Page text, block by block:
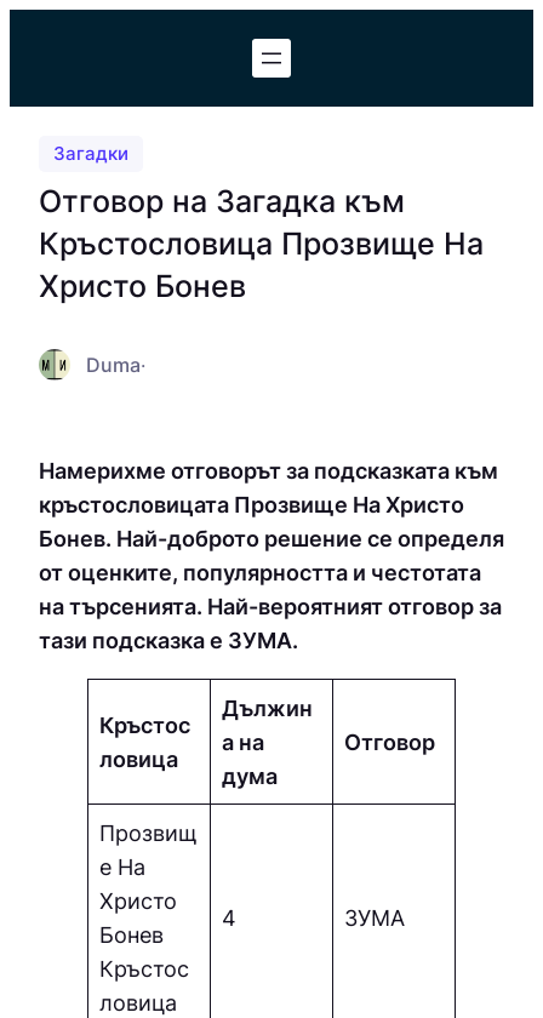
Загадки
Отговор на Загадка към
Кръстословица Прозвище На
Христо Бонев
Duma·
Намерихме отговорът за подсказката към
кръстословицата Прозвище На Христо
Бонев. Най-доброто решение се определя
от оценките, популярността и честотата
на търсенията. Най-вероятният отговор за
тази подсказка е ЗУМA.
Кръстос
ловица
Дължин
а на
дума
Отговор
Прозвищ
е На
Христо
Бонев
Кръстос
ловица
4 ЗУМA